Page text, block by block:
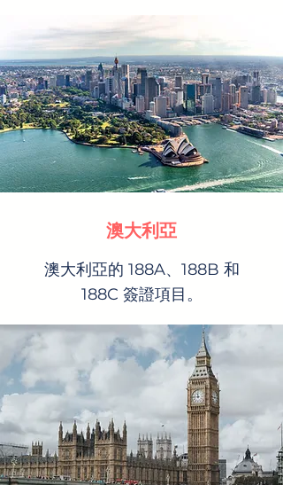
澳大利亞
澳大利亞的 188A、188B 和
188C 簽證項目。